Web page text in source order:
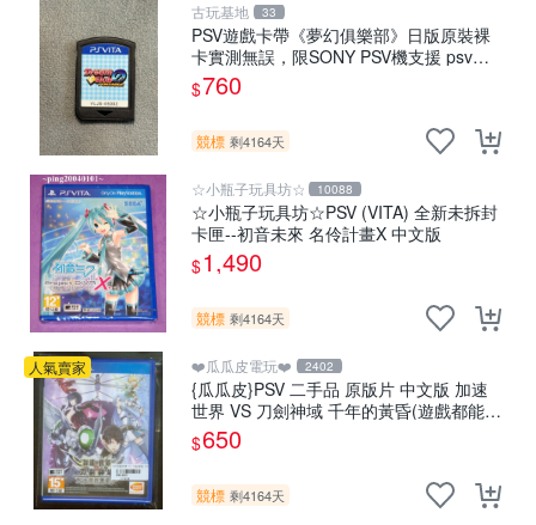
古玩基地 33
PSV遊戲卡帶《夢幻俱樂部》日版原裝裸
卡實測無誤，限SONY PSV機支援 psv
psv游戲 psv夢幻俱樂部
$760
競標 剩4164天
☆小瓶子玩具坊☆ 10088
☆小瓶子玩具坊☆PSV (VITA) 全新未拆封
卡匣--初音未來 名伶計畫X 中文版
$1,490
競標 剩4164天
人氣賣家 ❤️瓜瓜皮電玩❤️ 2402
{瓜瓜皮}PSV 二手品 原版片 中文版 加速
世界 VS 刀劍神域 千年的黃昏(遊戲都能回
收)
$650
競標 剩4164天